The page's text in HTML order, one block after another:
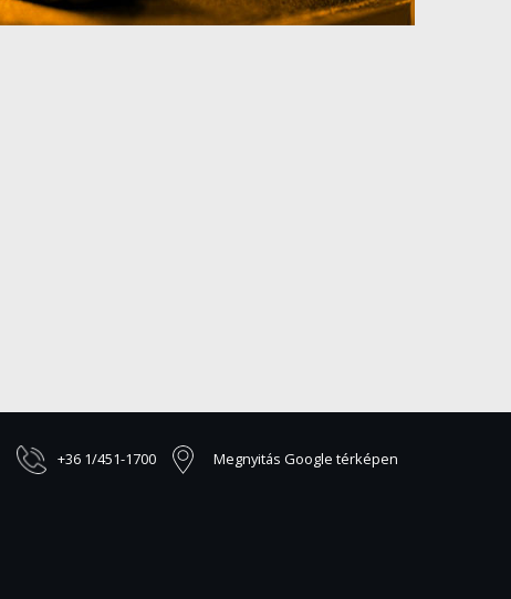
+36 1/451-1700 Megnyitás Google térképen